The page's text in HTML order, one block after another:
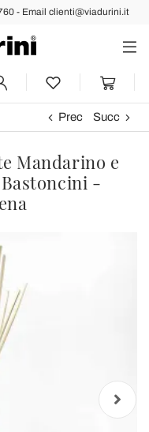
- Email clienti@viadurini.it
Prec Succ
Mandarino e
-